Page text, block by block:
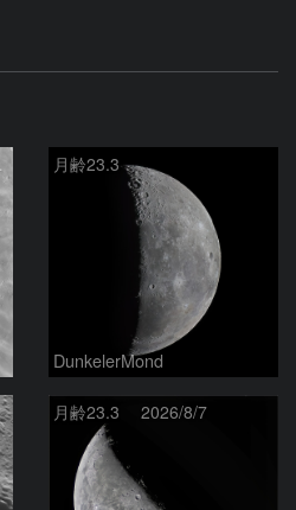
近 月齢23.3
DunkelerMond
月齢23.3 2026/8/7